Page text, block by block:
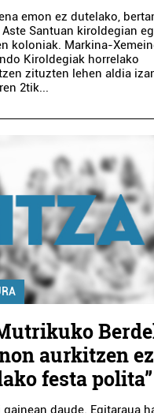
emon ez dutelako,
Santuan kiroldegian
koloniak. Markina-
Kiroldegiak horrelako
zituzten lehen aldia
2tik...
aurkitzen ez
festa polita”
gainean daude. Egitaraua